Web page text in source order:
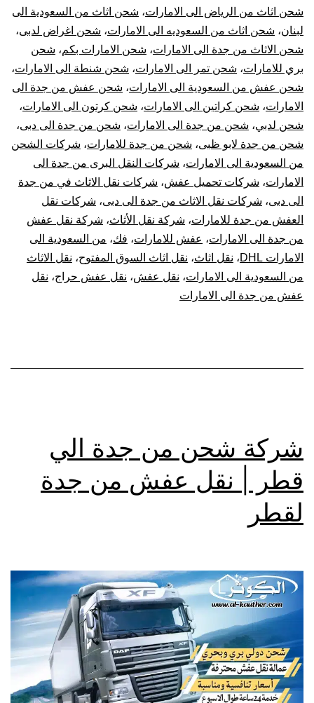
|
نقل
من
جدة
شحن اثاث من الرياض الى الامارات، شحن اثاث من السعودية الى
لبنان، شحن اثاث من السعوديه الى الامارات، شحن اغراض لدبى،
شحن الاثاث من جدة الى الامارات، شحن الامارات بكم، شحن
بري للامارات، شحن تمر الى الامارات، شحن شنطة الى الامارات،
شحن عفش من السعودية الى الامارات، شحن عفش من جدة الى
الامارات، شحن كراتين الى الامارات، شحن كرتون الى الامارات،
شحن لدبي، شحن من جدة الى الامارات، شحن من جدة الى دبى،
شحن من جدة لابو ظبى، شحن من جدة للامارات، شركات الشحن
من السعودية الى الامارات، شركات النقل البرى من جدة الى
الامارات، شركات تحميل عفش، شركات نقل الاثاث في من جدة
الى دبى، شركات نقل الاثاث من جدة الى دبى، شركات نقل
العفش من جدة للامارات، شركة نقل الأثاث، شركة نقل عفش
من جدة الى الامارات، عفش للامارات، فك، من السعودية الى
الامارات DHL
، نقل اثاث، نقل اثاث السوق المفتوح، نقل الاثاث
من السعودية الى الامارات، نقل عفش، نقل عفش حراج، نقل
عفش من جدة الى الامارات
شركة شحن من جدة الي
قطر | نقل عفش من جدة
لقطر